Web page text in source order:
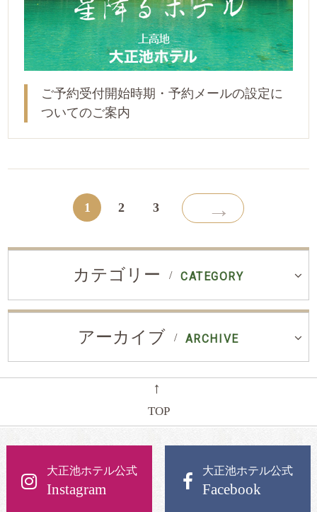
ご予約受付開始時期・予約メールの設定に
ついてのご案内
1 2 3 →
カテゴリー CATEGORY
アーカイブ ARCHIVE
←
TOP
大正池ホテル公式
Instagram
大正池ホテル公式
Facebook